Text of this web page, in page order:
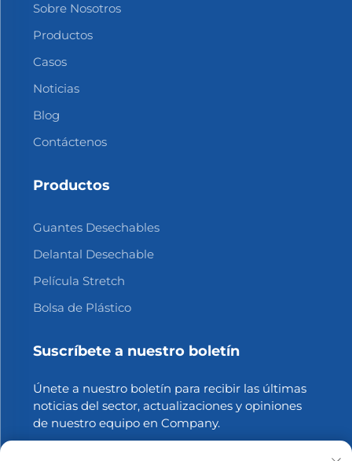
Sobre Nosotros
Productos
Casos
Noticias
Blog
Contáctenos
Productos
Guantes Desechables
Delantal Desechable
Película Stretch
Bolsa de Plástico
Suscríbete a nuestro boletín
Únete a nuestro boletín para recibir las últimas
noticias del sector, actualizaciones y opiniones
de nuestro equipo en Company.